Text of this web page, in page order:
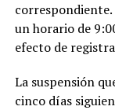
correspondiente.
un horario de
efecto de
La suspensión
cinco días